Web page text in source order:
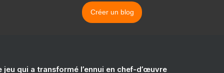
Créer un blog
jeu qui a transformé l’ennui en chef-d’œuvre